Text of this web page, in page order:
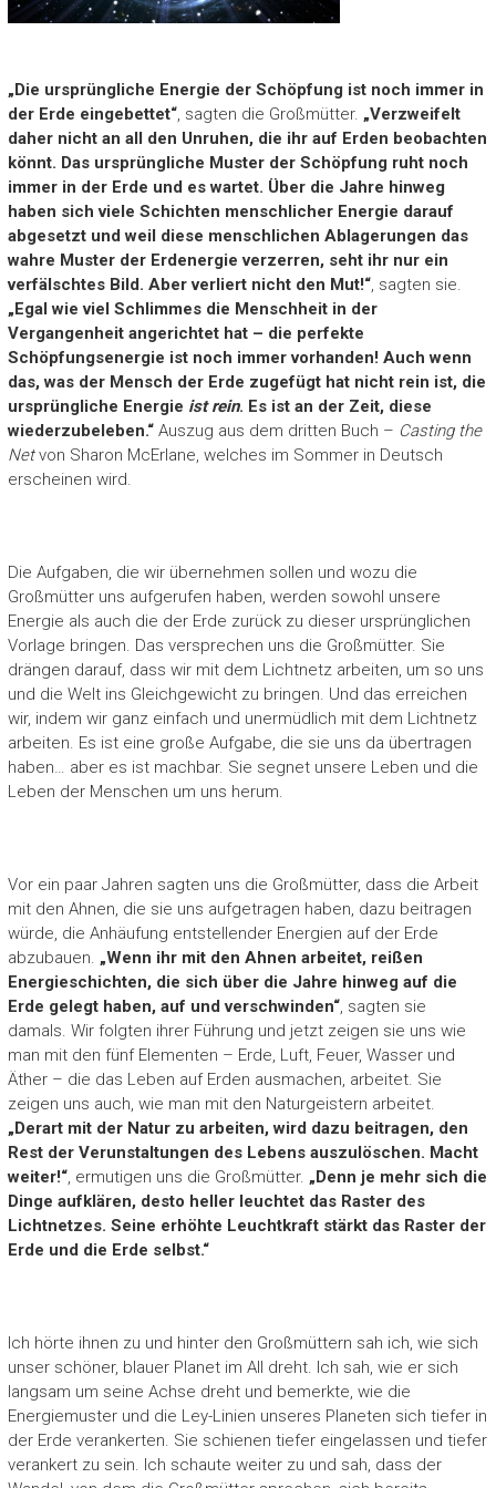
„Die ursprüngliche Energie der Schöpfung ist noch immer in
der Erde eingebettet“, sagten die Großmütter. „Verzweifelt
daher nicht an all den Unruhen, die ihr auf Erden beobachten
könnt. Das ursprüngliche Muster der Schöpfung ruht noch
immer in der Erde und es wartet. Über die Jahre hinweg
haben sich viele Schichten menschlicher Energie darauf
abgesetzt und weil diese menschlichen Ablagerungen das
wahre Muster der Erdenergie verzerren, seht ihr nur ein
verfälschtes Bild. Aber verliert nicht den Mut!“, sagten sie.
„Egal wie viel Schlimmes die Menschheit in der
Vergangenheit angerichtet hat – die perfekte
Schöpfungsenergie ist noch immer vorhanden! Auch wenn
das, was der Mensch der Erde zugefügt hat nicht rein ist, die
ursprüngliche Energie ist rein. Es ist an der Zeit, diese
wiederzubeleben.“ Auszug aus dem dritten Buch – Casting the
Netvon Sharon McErlane, welches im Sommer in Deutsch
erscheinen wird.
Die Aufgaben, die wir übernehmen sollen und wozu die
Großmütter uns aufgerufen haben, werden sowohl unsere
Energie als auch die der Erde zurück zu dieser ursprünglichen
Vorlage bringen. Das versprechen uns die Großmütter. Sie
drängen darauf, dass wir mit dem Lichtnetz arbeiten, um so uns
und die Welt ins Gleichgewicht zu bringen. Und das erreichen
wir, indem wir ganz einfach und unermüdlich mit dem Lichtnetz
arbeiten. Es ist eine große Aufgabe, die sie uns da übertragen
haben… aber es ist machbar. Sie segnet unsere Leben und die
Leben der Menschen um uns herum.
Vor ein paar Jahren sagten uns die Großmütter, dass die Arbeit
mit den Ahnen, die sie uns aufgetragen haben, dazu beitragen
würde, die Anhäufung entstellender Energien auf der Erde
abzubauen. „Wenn ihr mit den Ahnen arbeitet, reißen
Energieschichten, die sich über die Jahre hinweg auf die
Erde gelegt haben, auf und verschwinden“, sagten sie
damals. Wir folgten ihrer Führung und jetzt zeigen sie uns wie
man mit den fünf Elementen – Erde, Luft, Feuer, Wasser und
Äther – die das Leben auf Erden ausmachen, arbeitet. Sie
zeigen uns auch, wie man mit den Naturgeistern arbeitet.
„Derart mit der Natur zu arbeiten, wird dazu beitragen, den
Rest der Verunstaltungen des Lebens auszulöschen. Macht
weiter!“, ermutigen uns die Großmütter. „Denn je mehr sich die
Dinge aufklären, desto heller leuchtet das Raster des
Lichtnetzes. Seine erhöhte Leuchtkraft stärkt das Raster der
Erde und die Erde selbst.“
Ich hörte ihnen zu und hinter den Großmüttern sah ich, wie sich
unser schöner, blauer Planet im All dreht. Ich sah, wie er sich
langsam um seine Achse dreht und bemerkte, wie die
Energiemuster und die Ley-Linien unseres Planeten sich tiefer in
der Erde verankerten. Sie schienen tiefer eingelassen und tiefer
verankert zu sein. Ich schaute weiter zu und sah, dass der